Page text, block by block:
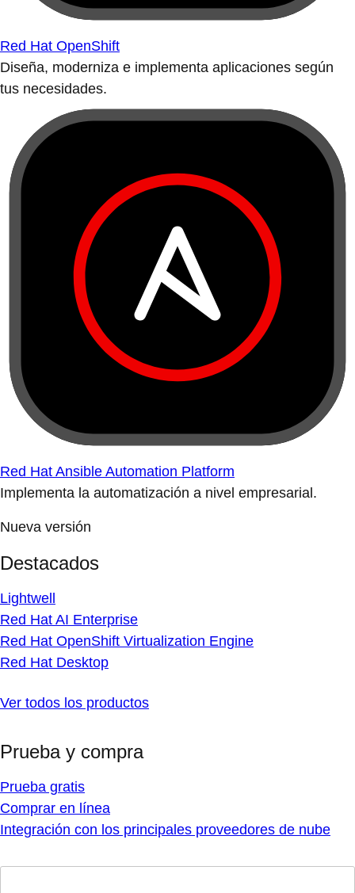
Red Hat OpenShift
Diseña, moderniza e implementa aplicaciones según
tus necesidades.
Red Hat Ansible Automation Platform
Implementa la automatización a nivel empresarial.
Nueva versión
Destacados
Lightwell
Red Hat AI Enterprise
Red Hat OpenShift Virtualization Engine
Red Hat Desktop
Ver todos los productos
Prueba y compra
Prueba gratis
Comprar en línea
Integración con los principales proveedores de nube